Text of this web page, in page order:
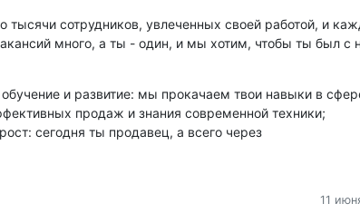
тысячи сотрудников, увлеченных своей работой, и
много, а ты - один, и мы хотим, чтобы ты был с
и развитие: мы прокачаем твои навыки в
продаж и знания современной техники;
сегодня ты продавец, а всего через
11